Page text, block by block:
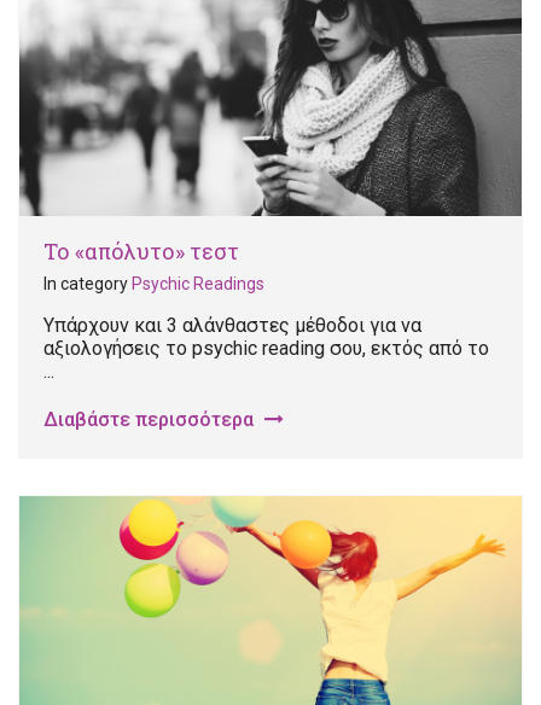
Το «απόλυτο» τεστ
In category Psychic Readings
Υπάρχουν και 3 αλάνθαστες μέθοδοι για να
αξιολογήσεις το psychic reading σου, εκτός από το
...
Διαβάστε περισσότερα